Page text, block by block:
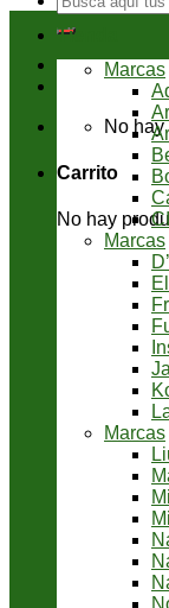
por:
No
Carrito
No hay
Tienda
Marcas
Marcas
Marcas